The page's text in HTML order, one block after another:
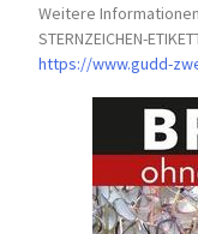
Weitere
STERNZEICHEN-
https://www.gudd-